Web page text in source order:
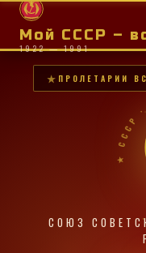
Мой СССР –
1922 — 1991
ПРОЛЕТАРИИ
★
СОЮЗ